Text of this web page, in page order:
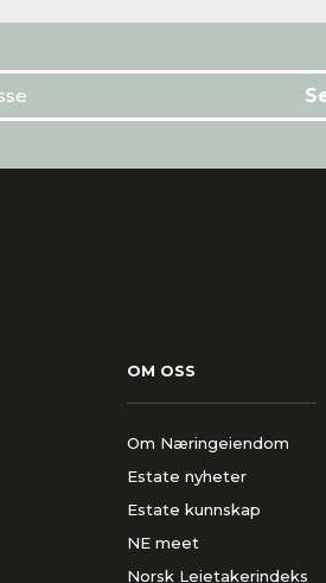
OM OSS
Om Næringeiendom
Estate nyheter
Estate kunnskap
NE meet
Norsk Leietakerindeks